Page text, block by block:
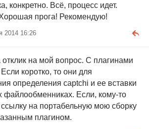
конкретно. Всё, процесс идет.
прога! Рекомендую!
2014 16:26
отклик на мой вопрос. С плагинами
коротко, то они для
определения captchi и ее вставки
файлообменниках. Если, кому-то
на портабельную мою сборку
плагином.